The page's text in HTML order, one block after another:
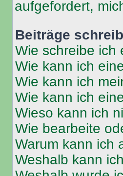
aufgefordert,
Beiträge
Wie schreibe ich
Wie kann ich
Wie kann ich
Wie kann ich
Wieso kann ich
Wie bearbeite
Warum kann ich
Weshalb kann